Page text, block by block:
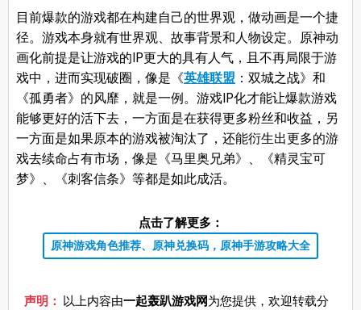
目前爆款的游戏都在构建自己的世界观，做动画是一个捷
径。游戏本身就有世界观、故事背景和人物设定。原神动
画化前提是让游戏的IP更大的具有人气，且不再局限于游
戏中，进而实现破圈，像是《英雄联盟 ：双城之战》和
《孤勇者》的风靡，就是一例。游戏IP化才能让爆款游戏
能够更好的活下去，一方面是在获得更多粉丝和收益，另
一方面是如果原本的游戏被淘汰了，还能衍生出更多的游
戏去续命占有市场，像是《马里奥兄弟》、《精灵宝可
梦》、《刺客信条》等都是如此成活。
点击了解更多：
原神游戏角色推荐、原神兑换码，原神手游攻略大全
声明： 以上内容由一起轰趴游戏网为您提供，欢迎转载分